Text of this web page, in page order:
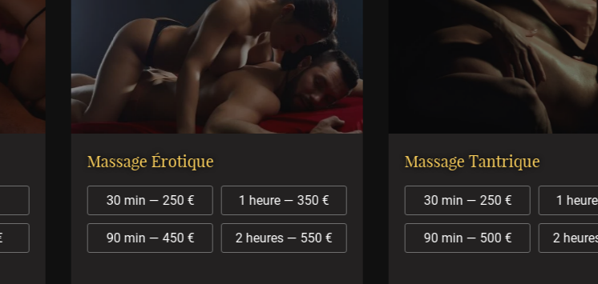
Massage Érotique
30 min — 250 € 1 heure — 350 €
90 min — 450 € 2 heures — 550 €
Massage Tantrique
30 min — 250 € 1 heure
90 min — 500 € 2